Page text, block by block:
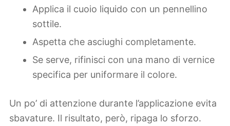
Applica il cuoio liquido con un pennellino
sottile.
Aspetta che asciughi completamente.
Se serve, rifinisci con una mano di vernice
specifica per uniformare il colore.
Un po’ di attenzione durante l’applicazione evita
sbavature. Il risultato, però, ripaga lo sforzo.